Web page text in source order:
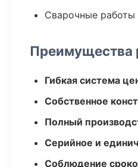
Сварочные работы
Преимущества
Гибкая система
Собственное
Полный
Серийное и
Соблюдение